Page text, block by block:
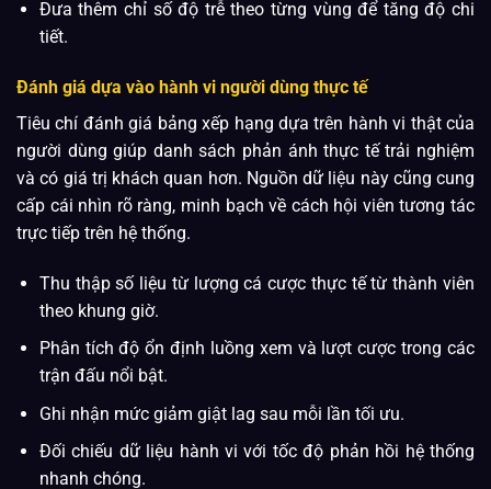
Đưa thêm chỉ số độ trễ theo từng vùng để tăng độ chi
tiết.
Đánh giá dựa vào hành vi người dùng thực tế
Tiêu chí đánh giá bảng xếp hạng dựa trên hành vi thật của
người dùng giúp danh sách phản ánh thực tế trải nghiệm
và có giá trị khách quan hơn. Nguồn dữ liệu này cũng cung
cấp cái nhìn rõ ràng, minh bạch về cách hội viên tương tác
trực tiếp trên hệ thống.
Thu thập số liệu từ lượng cá cược thực tế từ thành viên
theo khung giờ.
Phân tích độ ổn định luồng xem và lượt cược trong các
trận đấu nổi bật.
Ghi nhận mức giảm giật lag sau mỗi lần tối ưu.
Đối chiếu dữ liệu hành vi với tốc độ phản hồi hệ thống
nhanh chóng.